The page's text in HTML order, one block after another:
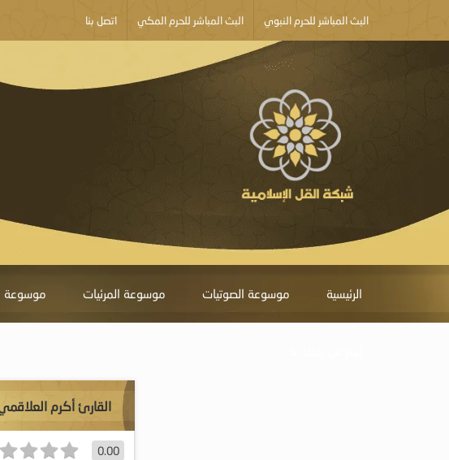
البث المباشر للحرم النبوي البث المباشر للحرم المكي اتصل بنا
الرئيسية موسوعة الصوتيات موسوعة المرئيات موسوعة
القارئ أكرم
0.00